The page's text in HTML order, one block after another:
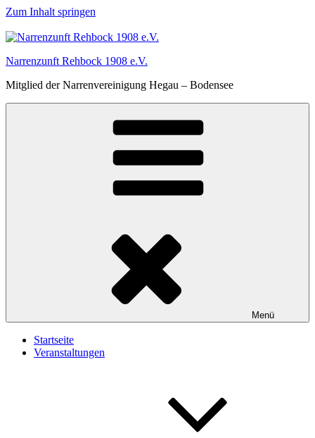
Zum Inhalt springen
Narrenzunft Rehbock 1908 e.V.
Mitglied der Narrenvereinigung Hegau – Bodensee
Menü
Startseite
Veranstaltungen